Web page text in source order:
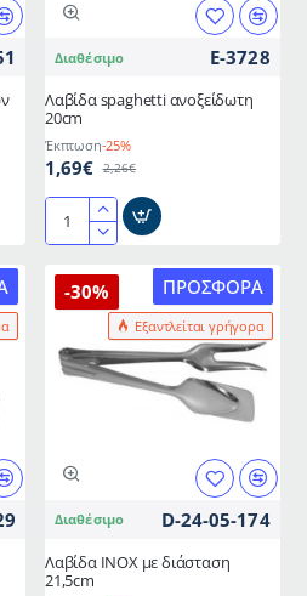
Διαθέσιμο E-3728
Λαβίδα spaghetti ανοξείδωτη
20cm
Έκπτωση-25%
1,69€ 2,26€
Λαβίδα
ανοξείδωτη
20cm
ΠΡΟΣΦΟΡΆ
Εξαντλείται γρήγορα
-30%
Διαθέσιμο D-24-05-174
Λαβίδα INOX με διάσταση
21,5cm